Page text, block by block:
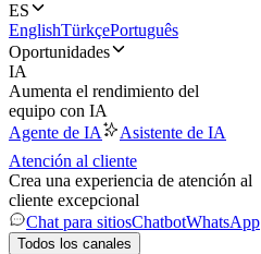
ES
EnglishTürkçePortuguês
Oportunidades
IA
Aumenta el rendimiento del
equipo con IA
Agente de IA
Asistente de IA
Atención al cliente
Crea una experiencia de atención al
cliente excepcional
Chat para sitiosChatbotWhatsApp
Todos los canales